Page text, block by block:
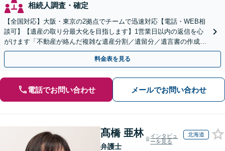
相続人調査・確定
【全国対応】大阪・東京の2拠点でチームで迅速対応【電話・WEB相
談可】【遺産の取り分最大化を目指します】1営業日以内の返信を心
がけます「不動産が絡んだ複雑な遺産分割／遺留分／遺言書の作成・
執行／事業承継など、お任せください」【休日相談あり】
料金表を見る
電話でお問い合わせ メールでお問い合わせ
髙橋 亜林
弁護士
インタビュ
ーを見る
北海道